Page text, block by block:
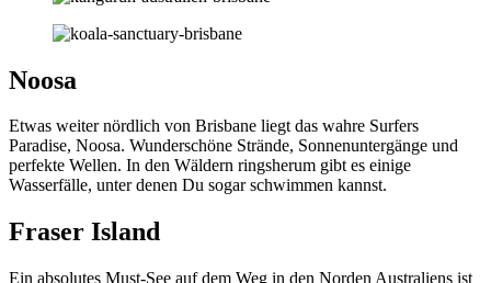
Noosa
Etwas weiter nördlich von Brisbane liegt das wahre Surfers
Paradise, Noosa. Wunderschöne Strände, Sonnenuntergänge und
perfekte Wellen. In den Wäldern ringsherum gibt es einige
Wasserfälle, unter denen Du sogar schwimmen kannst.
Fraser Island
Ein absolutes Must-See auf dem Weg in den Norden Australiens ist